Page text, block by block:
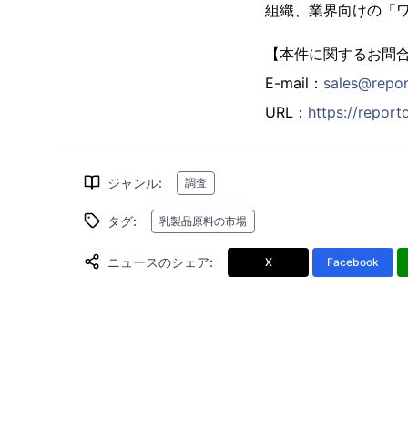
組織、業界向けの「
【本件に関するお問
E-mail：
URL： https://
ジャンル: 調査
タグ: 乳製品原料の市場
ニュースのシェア: X Facebook